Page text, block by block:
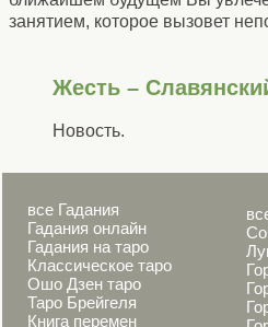
занятием, которое вызовет
Жесть –
Новость.
все Гадания
Гадания онлайн
Гадания на таро
Классическое таро
Ошо Дзен таро
Таро Брейгеля
Книга перемен